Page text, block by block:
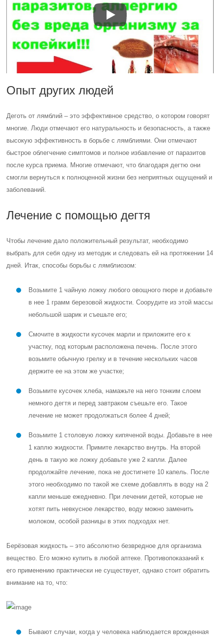
Опыт других людей
Деготь от лямблий – это эффективное средство, о котором говорят
многие. Люди отмечают его натуральность и безопасность, а также
высокую эффективность в борьбе с лямблиями. Они отмечают
быстрое облегчение симптомов и полное избавление от паразитов
после курса приема. Многие отмечают, что благодаря дегтю они
смогли вернуться к полноценной жизни без неприятных ощущений и
заболеваний.
Лечение с помощью дегтя
Чтобы лечение дало положительный результат, необходимо
выбрать для себя одну из методик и следовать ей на протяжении 14
дней. Итак, способы борьбы с лямблиозом:
Возьмите 1 чайную ложку любого овощного пюре и добавьте
в нее 1 грамм березовой жидкости. Соорудите из этой массы
небольшой шарик и съешьте его;
Смочите в жидкости кусочек марли и приложите его к
участку, под которым расположена печень. После этого
возьмите обычную грелку и в течение нескольких часов
держите ее на этом же участке;
Возьмите кусочек хлеба, намажьте на него тонким слоем
немного дегтя и перед завтраком съешьте его. Такое
лечение не может продолжаться более 4 дней;
Возьмите 1 столовую ложку кипяченой воды. Добавьте в нее
1 каплю жидкости. Примите лекарство внутрь. На второй
день в такую же ложку добавьте уже 2 капли. Далее
продолжайте лечение, пока не достигнете 10 капель. После
этого необходимо по такой же схеме добавлять в воду на 2
капли меньше ежедневно. При лечении детей, которые не
хотят пить невкусное лекарство, воду можно заменить
молоком, особой разницы в этих подходах нет.
Берёзовая жидкость – это абсолютно безвредное для организма
вещество. Его можно купить в любой аптеке. Противопоказаний к
его применению практически не существует, однако стоит обратить
внимание на то, что:
Бывают случаи, когда у человека наблюдается врожденная